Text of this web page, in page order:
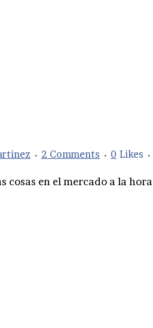
2 Comments 0 Likes
cosas en el mercado a la